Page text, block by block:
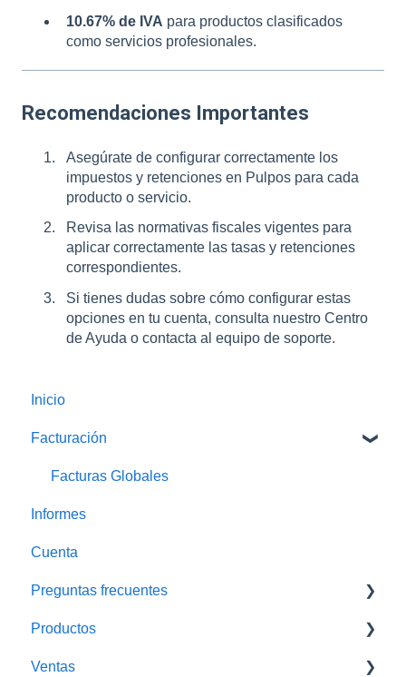
10.67% de IVA para productos clasificados
como servicios profesionales.
Recomendaciones Importantes
Asegúrate de configurar correctamente los
impuestos y retenciones en Pulpos para cada
producto o servicio.
Revisa las normativas fiscales vigentes para
aplicar correctamente las tasas y retenciones
correspondientes.
Si tienes dudas sobre cómo configurar estas
opciones en tu cuenta, consulta nuestro Centro
de Ayuda o contacta al equipo de soporte.
Inicio
Facturación
Facturas Globales
Informes
Cuenta
Preguntas frecuentes
Solución de Problemas
Impresora
Productos
Traspasos
Ventas